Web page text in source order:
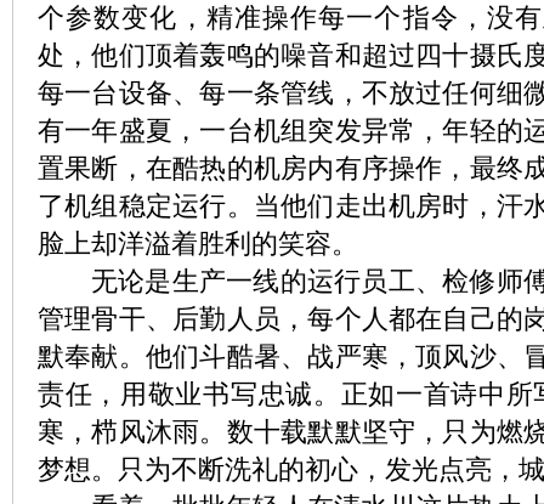
个参数变化，精准操作每一个指令，没
处，他们顶着轰鸣的噪音和超过四十摄氏
每一台设备、每一条管线，不放过任何细
有一年盛夏，一台机组突发异常，年轻的
置果断，在酷热的机房内有序操作，最终
了机组稳定运行。当他们走出机房时，汗
脸上却洋溢着胜利的笑容。
无论是生产一线的运行员工、检修师
管理骨干、后勤人员，每个人都在自己的
默奉献。他们斗酷暑、战严寒，顶风沙、
责任，用敬业书写忠诚。正如一首诗中所
寒，栉风沐雨。数十载默默坚守，只为燃
梦想。只为不断洗礼的初心，发光点亮，